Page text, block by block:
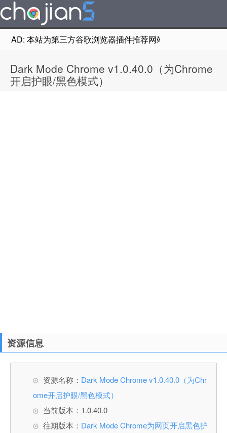
AD: 本站为第三方谷歌浏览器插件推荐网站，非Google
Dark Mode Chrome v1.0.40.0（为Chrome
开启护眼/黑色模式）
资源信息
资源名称： Dark Mode Chrome v1.0.40.0（为Chr
ome开启护眼/黑色模式）
当前版本：1.0.40.0
往期版本： Dark Mode Chrome为网页开启黑色护